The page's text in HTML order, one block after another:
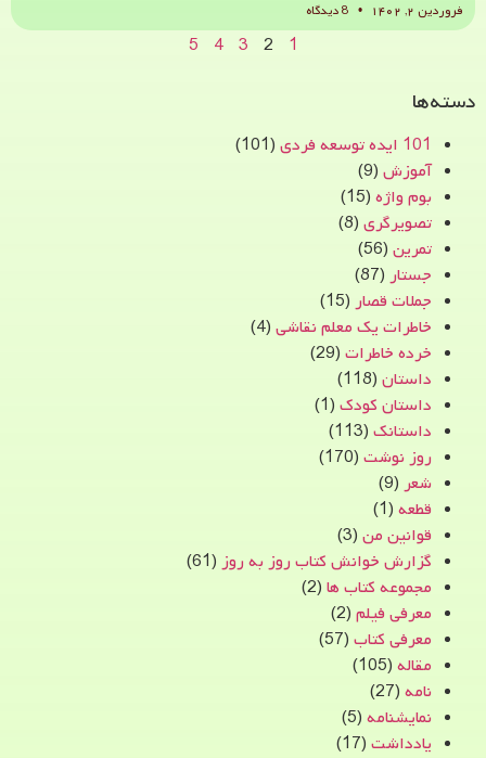
فروردین ۲, ۱۴۰۲
1
2
3
4
5
دسته‌ها
101 ایده توسعه فردی
(101)
آموزش (9)
بوم واژه (15)
تصویرگری (8)
تمرین (56)
جستار (87)
جملات قصار (15)
خاطرات یک معلم نقاشی (4)
خرده خاطرات (29)
داستان (118)
داستان کودک (1)
داستانک (113)
روز نوشت (170)
شعر (9)
قطعه (1)
قوانین من (3)
گزارش خوانش کتاب روز به روز (61)
مجموعه کتاب ها (2)
معرفی فیلم (2)
معرفی کتاب (57)
مقاله (105)
نامه (27)
نمایشنامه (5)
یادداشت (17)